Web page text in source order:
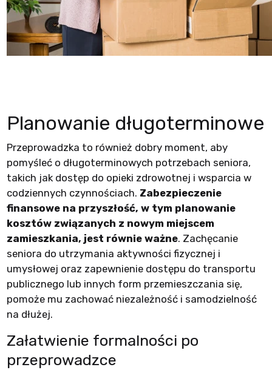
Planowanie długoterminowe
Przeprowadzka to również dobry moment, aby
pomyśleć o długoterminowych potrzebach seniora,
takich jak dostęp do opieki zdrowotnej i wsparcia w
codziennych czynnościach. Zabezpieczenie
finansowe na przyszłość, w tym planowanie
kosztów związanych z nowym miejscem
zamieszkania, jest równie ważne. Zachęcanie
seniora do utrzymania aktywności fizycznej i
umysłowej oraz zapewnienie dostępu do transportu
publicznego lub innych form przemieszczania się,
pomoże mu zachować niezależność i samodzielność
na dłużej.
Załatwienie formalności po
przeprowadzce